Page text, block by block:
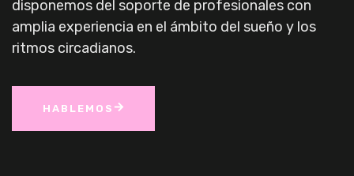
disponemos del soporte de profesionales con
amplia experiencia en el ámbito del sueño y los
ritmos circadianos.
HABLEMOS